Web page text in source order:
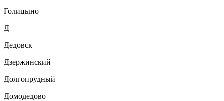
Голицыно
Д
Дедовск
Дзержинский
Долгопрудный
Домодедово